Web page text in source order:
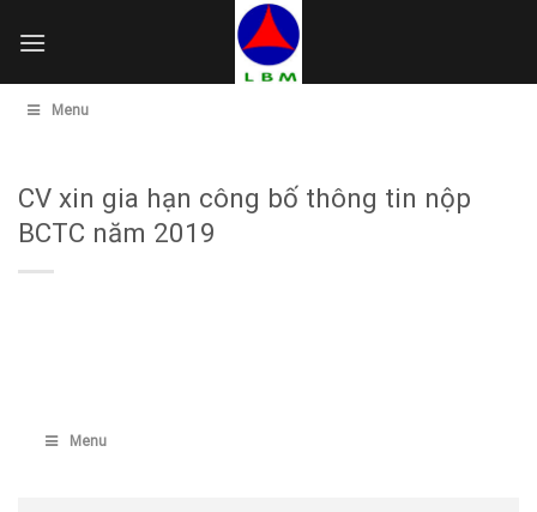
Menu
Menu
CV xin gia hạn công bố thông tin nộp
BCTC năm 2019